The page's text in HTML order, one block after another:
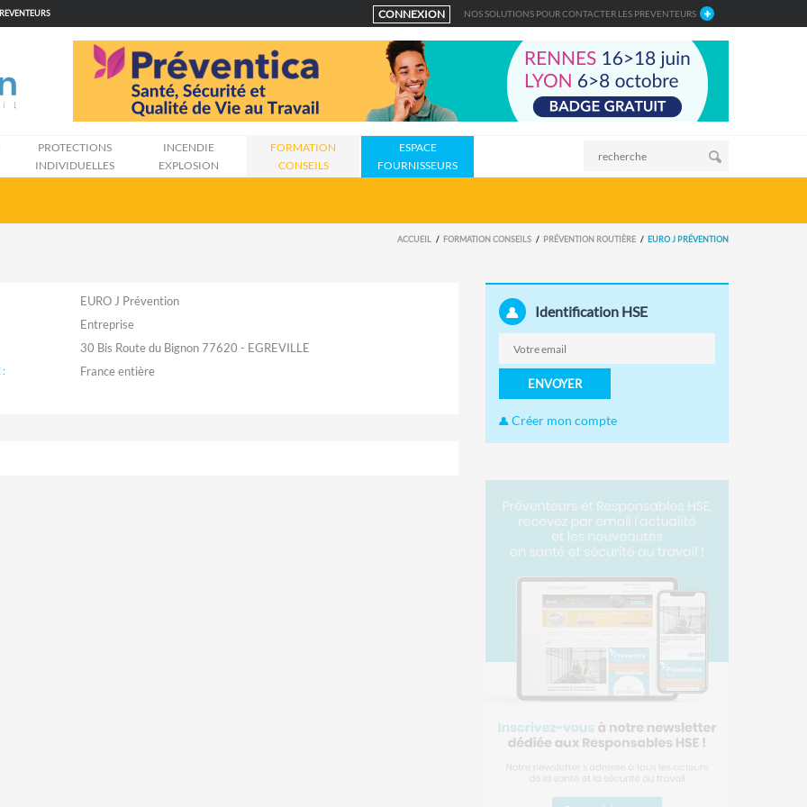
CONNEXION NOS SOLUTIONS POUR CONTACTER LES PREVENTEURS
PROTECTIONS
INDIVIDUELLES
INCENDIE
EXPLOSION
FORMATION
CONSEILS
ESPACE
FOURNISSEURS
ACCUEIL FORMATION CONSEILS PRÉVENTION ROUTIÈRE EURO J PRÉVENTION
EURO J Prévention
Entreprise
30 Bis Route du Bignon 77620 - EGREVILLE
:
Identification HSE
ENVOYER
Créer mon compte